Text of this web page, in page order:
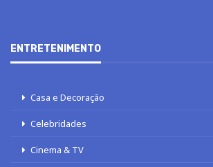
ENTRETENIMENTO
Casa e Decoração
Celebridades
Cinema & TV